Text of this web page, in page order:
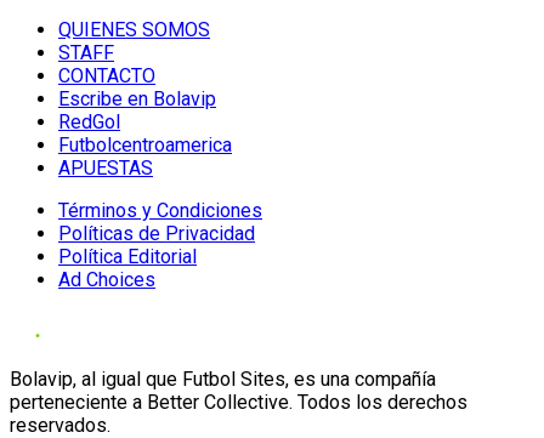
QUIENES SOMOS
STAFF
CONTACTO
Escribe en Bolavip
RedGol
Futbolcentroamerica
APUESTAS
Términos y Condiciones
Políticas de Privacidad
Política Editorial
Ad Choices
Bolavip, al igual que Futbol Sites, es una compañía
perteneciente a Better Collective. Todos los derechos
reservados.